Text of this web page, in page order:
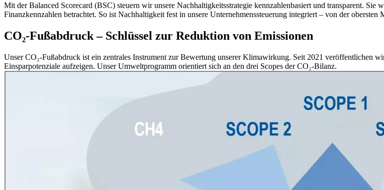
Mit der Balanced Scorecard (BSC) steuern wir unsere Nachhaltigkeitsstrategie kennzahlenbasiert und transparent.
Finanzkennzahlen betrachtet. So ist Nachhaltigkeit fest in unsere Unternehmenssteuerung integriert – von der obersten
CO₂-Fußabdruck – Schlüssel zur Reduktion von Emissionen
Unser CO₂-Fußabdruck ist ein zentrales Instrument zur Bewertung unserer Klimawirkung. Seit 2021 veröffentlichen
Einsparpotenziale aufzeigen. Unser Umweltprogramm orientiert sich an den drei Scopes der CO₂-Bilanz.